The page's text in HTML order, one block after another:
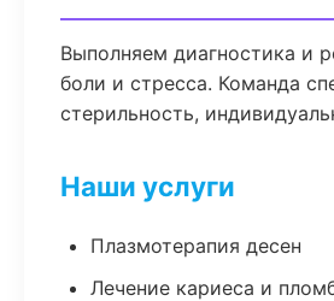
Выполняем диагностика и
боли и стресса. Команда
стерильность,
Наши услуги
Плазмотерапия десен
Лечение кариеса и